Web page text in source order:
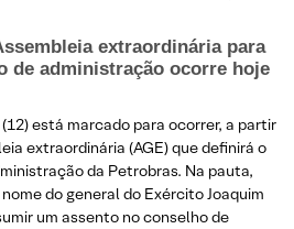
extraordinária para
de administração ocorre hoje
está marcado para ocorrer, a partir
extraordinária (AGE) que definirá o
da Petrobras. Na pauta,
do general do Exército Joaquim
um assento no conselho de